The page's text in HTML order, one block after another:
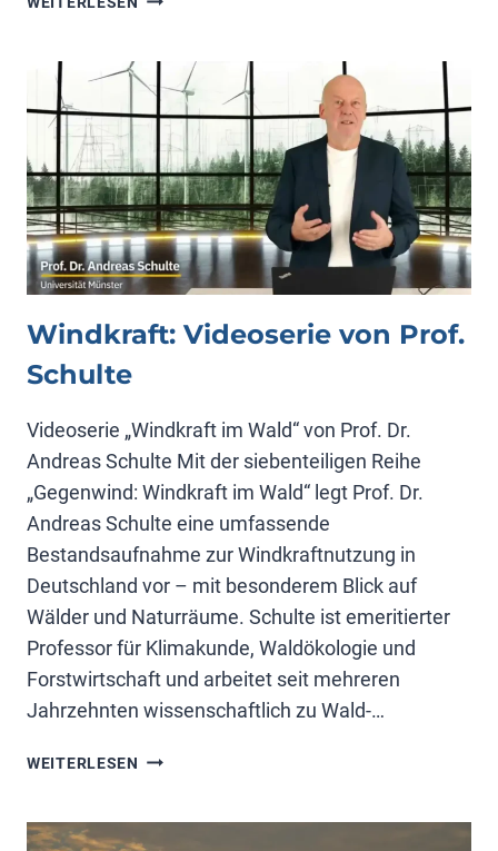
DER
ATOMSTROM
Windkraft: Videoserie von Prof.
Schulte
Videoserie „Windkraft im Wald“ von Prof. Dr.
Andreas Schulte Mit der siebenteiligen Reihe
„Gegenwind: Windkraft im Wald“ legt Prof. Dr.
Andreas Schulte eine umfassende
Bestandsaufnahme zur Windkraftnutzung in
Deutschland vor – mit besonderem Blick auf
Wälder und Naturräume. Schulte ist emeritierter
Professor für Klimakunde, Waldökologie und
Forstwirtschaft und arbeitet seit mehreren
Jahrzehnten wissenschaftlich zu Wald-…
WEITERLESEN WINDKRAFT: